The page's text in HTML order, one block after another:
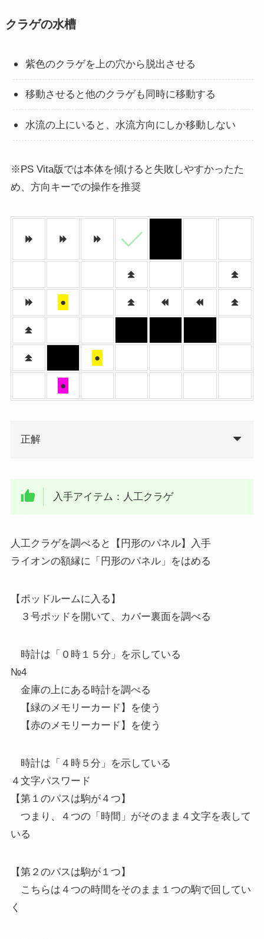
クラゲの水槽
紫色のクラゲを上の穴から脱出させる
移動させると他のクラゲも同時に移動する
水流の上にいると、水流方向にしか移動しない
※PS Vita版では本体を傾けると失敗しやすかったた
め、方向キーでの操作を推奨
●
●
●
正解
入手アイテム：人工クラゲ
人工クラゲを調べると【円形のパネル】入手
ライオンの額縁に「円形のパネル」をはめる
【ポッドルームに入る】
３号ポッドを開いて、カバー裏面を調べる
時計は「０時１５分」を示している
№4
金庫の上にある時計を調べる
【緑のメモリーカード】を使う
【赤のメモリーカード】を使う
時計は「４時５分」を示している
４文字パスワード
【第１のパスは駒が４つ】
つまり、４つの「時間」がそのまま４文字を表して
いる
【第２のパスは駒が１つ】
こちらは４つの時間をそのまま１つの駒で回してい
く